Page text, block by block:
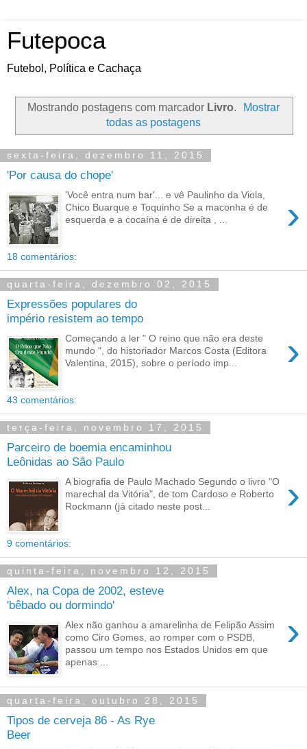
Futepoca
Futebol, Política e Cachaça
Mostrando postagens com marcador Livro.
Mostrar
todas as postagens
sexta-feira, dezembro 11, 2015
'Por causa do chope'
›
'Você entra num bar'... e vê Paulinho da Viola,
Chico Buarque e Toquinho Se a maconha é de
esquerda e a cocaína é de direita , ...
18 comentários:
quarta-feira, dezembro 02, 2015
Expressões populares do
império resistem ao tempo
›
Começando a ler " O reino que não era deste
mundo ", do historiador Marcos Costa (Editora
Valentina, 2015), sobre o período imp...
43 comentários:
terça-feira, novembro 17, 2015
Parceiro de boemia encaminhou
Leônidas ao São Paulo
›
A biografia de Paulo Machado Segundo o livro "O
marechal da Vitória", de tom Cardoso e Roberto
Rockmann (já citado neste post...
9 comentários:
quinta-feira, novembro 12, 2015
Alex, na Copa de 2002, esteve
'bêbado ou dormindo'
›
Alex não ganhou a amarelinha de Felipão Assim
como Ciro Gomes, ao romper com o PSDB,
passou um tempo nos Estados Unidos em que
apenas ...
quarta-feira, outubro 28, 2015
Tipos de cerveja 86 - As Rye
Beer